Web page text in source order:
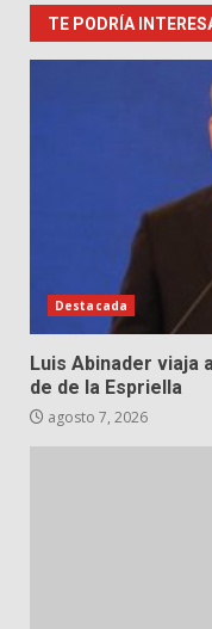
TE PODRÍA
Destacada
Luis Abinader viaja
de de la Espriella
agosto 7, 2026